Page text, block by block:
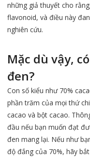
những giả thuyết cho
flavonoid, và điều này
nghiên cứu.
Mặc dù vậy,
đen?
Con số kiểu như 70%
phần trăm của mọi thứ
cacao và bột cacao.
đầu nếu bạn muốn đạt
đen mang lại. Nếu như
độ đắng của 70%, hãy